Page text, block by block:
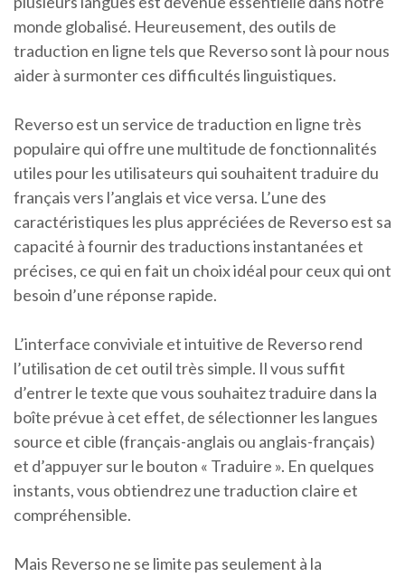
monde globalisé. Heureusement, des outils de
traduction en ligne tels que Reverso sont là pour nous
aider à surmonter ces difficultés linguistiques.
Reverso est un service de traduction en ligne très
populaire qui offre une multitude de fonctionnalités
utiles pour les utilisateurs qui souhaitent traduire du
français vers l’anglais et vice versa. L’une des
caractéristiques les plus appréciées de Reverso est sa
capacité à fournir des traductions instantanées et
précises, ce qui en fait un choix idéal pour ceux qui ont
besoin d’une réponse rapide.
L’interface conviviale et intuitive de Reverso rend
l’utilisation de cet outil très simple. Il vous suffit
d’entrer le texte que vous souhaitez traduire dans la
boîte prévue à cet effet, de sélectionner les langues
source et cible (français-anglais ou anglais-français)
et d’appuyer sur le bouton « Traduire ». En quelques
instants, vous obtiendrez une traduction claire et
compréhensible.
Mais Reverso ne se limite pas seulement à la